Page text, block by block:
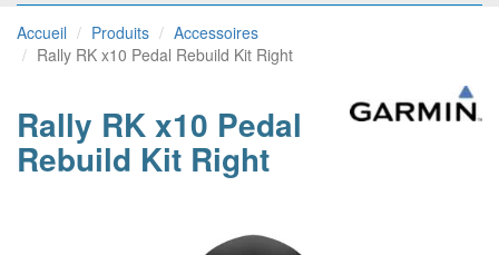
-
vers
la
Accueil Produits
Accessoires
Rally RK x10 Pedal Rebuild Kit Right
Rally RK x10 Pedal
Rebuild Kit Right